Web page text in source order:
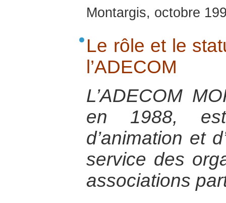
Montargis, octobre
Le rôle et le
l’ADECOM
L’ADECOM
en 1988,
d’animation et
service des
associations